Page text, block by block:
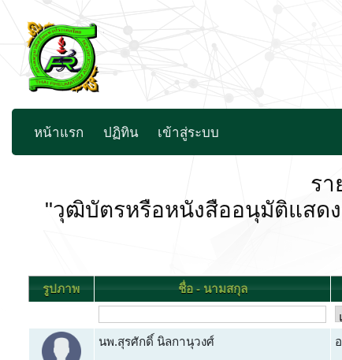
หน้าแรก ปฏิทิน เข้าสู่ระบบ
ร
"วุฒิบัตรหรือหนังสืออนุมัติแสด
รูปภาพ ชื่อ - นามสกุล
นพ.สุรศักดิ์ นิลกานุวงศ์